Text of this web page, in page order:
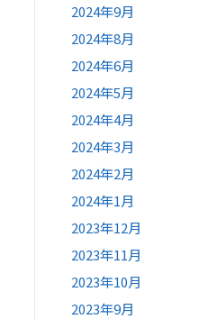
2024年9月
2024年8月
2024年6月
2024年5月
2024年4月
2024年3月
2024年2月
2024年1月
2023年12月
2023年11月
2023年10月
2023年9月